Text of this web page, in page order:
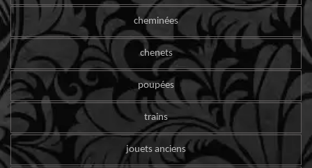
cheminées
chenets
poupées
trains
jouets anciens